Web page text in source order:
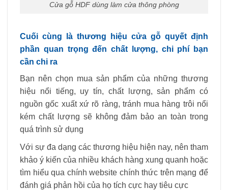
Cửa gỗ HDF dùng làm cửa thông phòng
Cuối cùng là thương hiệu cửa gỗ quyết định
phần quan trọng đến chất lượng, chi phí bạn
cần chi ra
Bạn nên chọn mua sản phẩm của những thương
hiệu nổi tiếng, uy tín, chất lượng, sản phẩm có
nguồn gốc xuất xứ rõ ràng, tránh mua hàng trôi nổi
kém chất lượng sẽ không đảm bảo an toàn trong
quá trình sử dụng
Với sự đa dạng các thương hiệu hiện nay, nên tham
khảo ý kiến của nhiều khách hàng xung quanh hoặc
tìm hiểu qua chính website chính thức trên mạng để
đánh giá phản hồi của họ tích cực hay tiêu cực